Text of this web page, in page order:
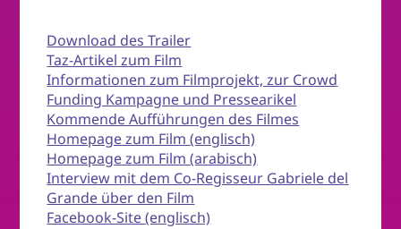
Download des Trailer
Taz-Artikel zum Film
Informationen zum Filmprojekt, zur Crowd
Funding Kampagne und Pressearikel
Kommende Aufführungen des Filmes
Homepage zum Film (englisch)
Homepage zum Film (arabisch)
Interview mit dem Co-Regisseur Gabriele del
Grande über den Film
Facebook-Site (englisch)